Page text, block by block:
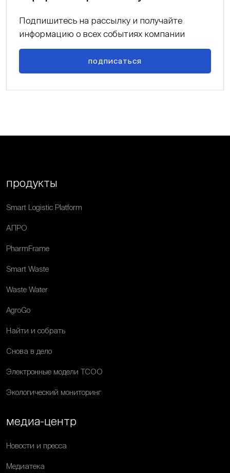
Подпишитесь на рассылку и получайте
информацию о всех событиях компании
подписаться
продукты
Smart Logistic Platform
АПРО
PharmFrame
Smart Waste
Waste Water
AgroGo
Найти и собрать
Снова в дело
Электронные модели ТСОО
Экологический мониторинг
медиа-центр
Новости и пресса
Медиатека